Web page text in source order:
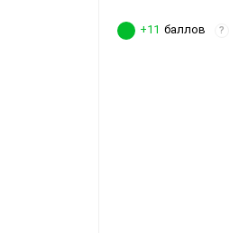
+11 баллов ?